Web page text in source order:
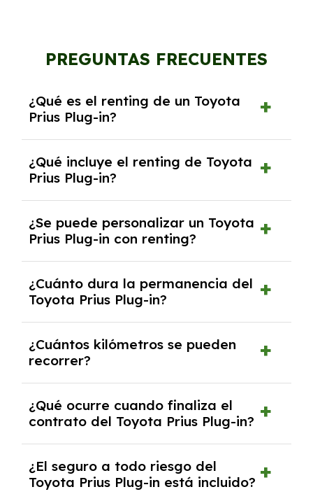
PREGUNTAS FRECUENTES
¿Qué es el renting de un Toyota
Prius Plug-in?
contrato de alquiler a largo plazo en el que
pagas una cuota mensual fija por el uso del
coche durante un periodo determinado,
generalmente entre 2 y 5 años.
¿Qué incluye el renting de Toyota
Prius Plug-in?
seguro a todo riesgo, mantenimiento,
reparaciones, impuestos, asistencia en
carretera y gestión de la documentación.
¿Se puede personalizar un Toyota
Prius Plug-in con renting?
opciones y equipamiento adicional, siempre y
cuando lo pactes con la empresa de renting.
¿Cuánto dura la permanencia del
Toyota Prius Plug-in?
renting, que normalmente varía entre 2 y 5
años.
¿Cuántos kilómetros se pueden
recorrer?
contrato y puede variar entre 10,000 y
30,000 km anuales. Si excedes ese límite,
puede haber un cargo adicional.
¿Qué ocurre cuando finaliza el
contrato del Toyota Prius Plug-in?
coche, renovarlo por uno nuevo o, en algunos
casos, comprarlo a un precio previamente
¿El seguro a todo riesgo del
Toyota Prius Plug-in está incluido?